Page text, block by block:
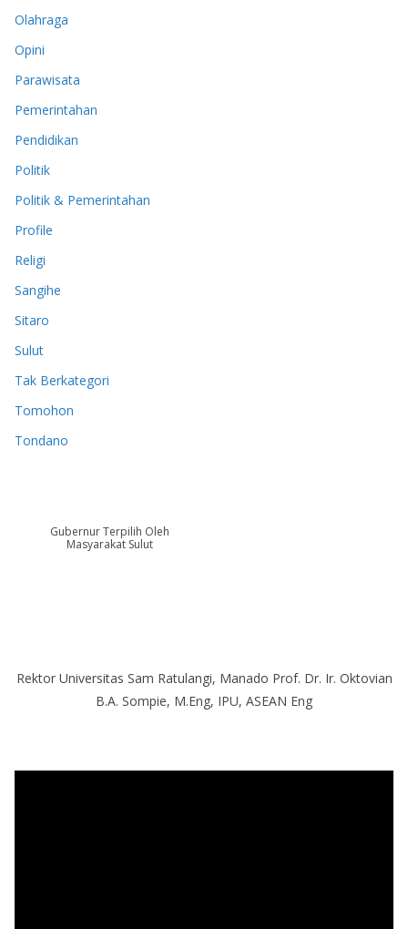
Olahraga
Opini
Parawisata
Pemerintahan
Pendidikan
Politik
Politik & Pemerintahan
Profile
Religi
Sangihe
Sitaro
Sulut
Tak Berkategori
Tomohon
Tondano
Gubernur Terpilih Oleh
Masyarakat Sulut
Rektor Universitas Sam Ratulangi, Manado Prof. Dr. Ir. Oktovian
B.A. Sompie, M.Eng, IPU, ASEAN Eng